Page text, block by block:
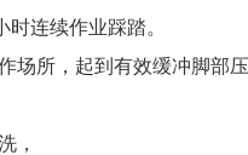
连续作业踩踏。
场所，起到有效缓冲脚部
，